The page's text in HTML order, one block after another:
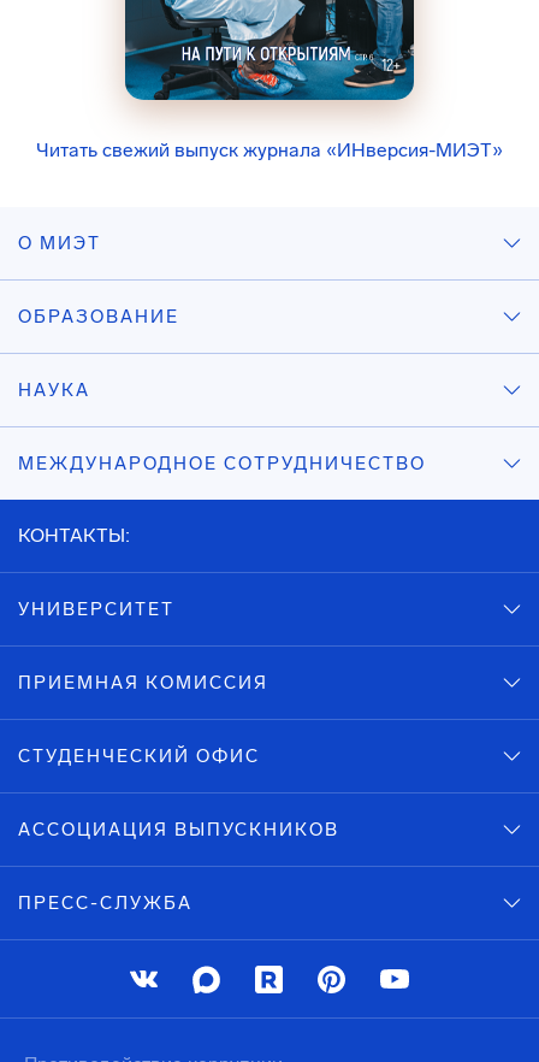
Читать свежий выпуск журнала «ИНверсия-МИЭТ»
О МИЭТ
ОБРАЗОВАНИЕ
НАУКА
МЕЖДУНАРОДНОЕ СОТРУДНИЧЕСТВО
КОНТАКТЫ:
УНИВЕРСИТЕТ
ПРИЕМНАЯ КОМИССИЯ
СТУДЕНЧЕСКИЙ ОФИС
АССОЦИАЦИЯ ВЫПУСКНИКОВ
ПРЕСС-СЛУЖБА